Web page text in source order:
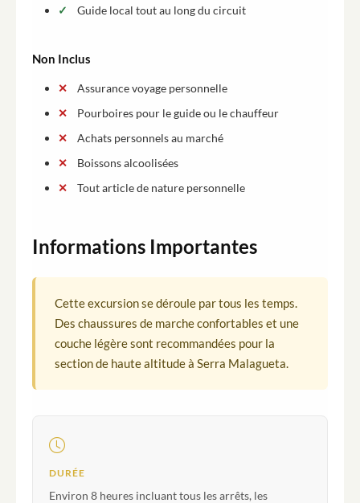
Guide local tout au long du circuit
Non Inclus
Assurance voyage personnelle
Pourboires pour le guide ou le chauffeur
Achats personnels au marché
Boissons alcoolisées
Tout article de nature personnelle
Informations Importantes
Cette excursion se déroule par tous les temps.
Des chaussures de marche confortables et une
couche légère sont recommandées pour la
section de haute altitude à Serra Malagueta.
DURÉE
Environ 8 heures incluant tous les arrêts, les